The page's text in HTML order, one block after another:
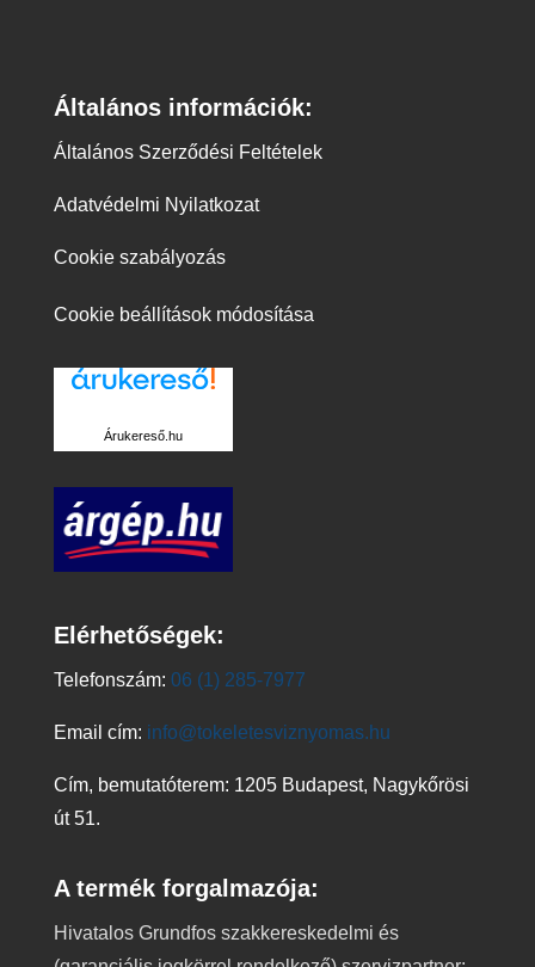
Általános információk:
Általános Szerződési Feltételek
Adatvédelmi Nyilatkozat
Cookie szabályozás
Cookie beállítások módosítása
Árukereső.hu
Elérhetőségek:
Telefonszám: 06 (1) 285-7977
Email cím: info@tokeletesviznyomas.hu
Cím, bemutatóterem: 1205 Budapest, Nagykőrösi
út 51.
A termék forgalmazója:
Hivatalos Grundfos szakkereskedelmi és